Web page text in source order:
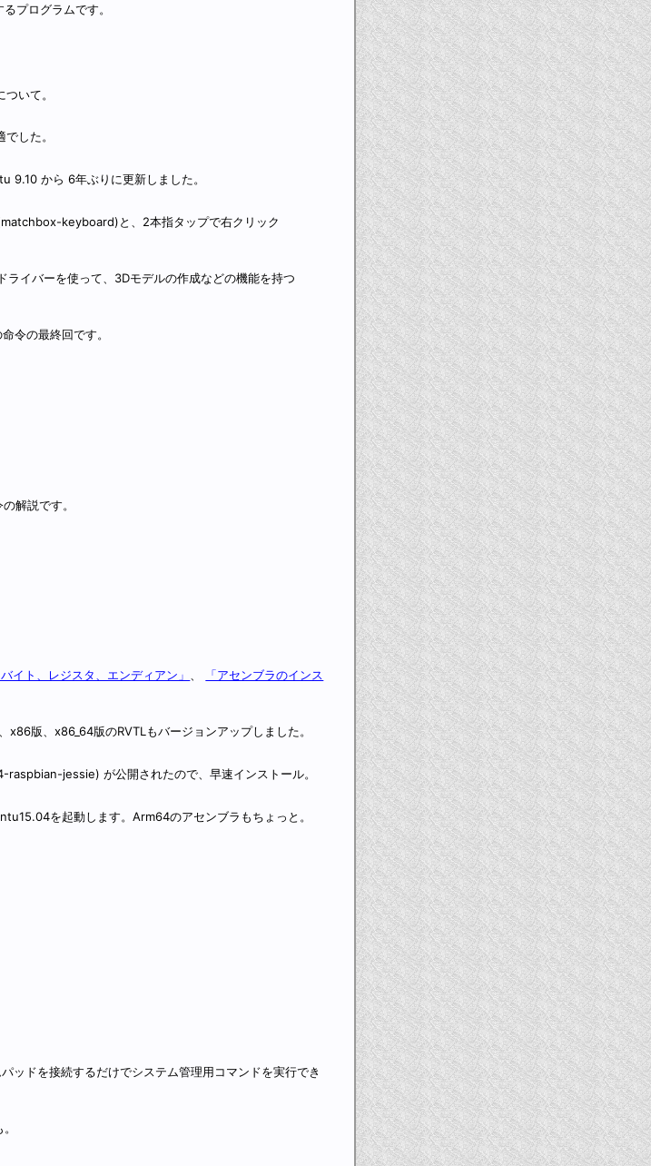
プログラムです。
いて。
した。
から 6年ぶりに更新しました。
keyboard)と、2本指タップで右クリック
イバーを使って、3Dモデルの作成などの機能を持つ
令の最終回です。
解説です。
バイト、レジスタ、エンディアン」
「アセンブラのインス
版、x86_64版のRVTLもバージョンアップしました。
jessie) が公開されたので、早速インストール。
を起動します。Arm64のアセンブラもちょっと。
ッドを接続するだけでシステム管理用コマンドを実行でき